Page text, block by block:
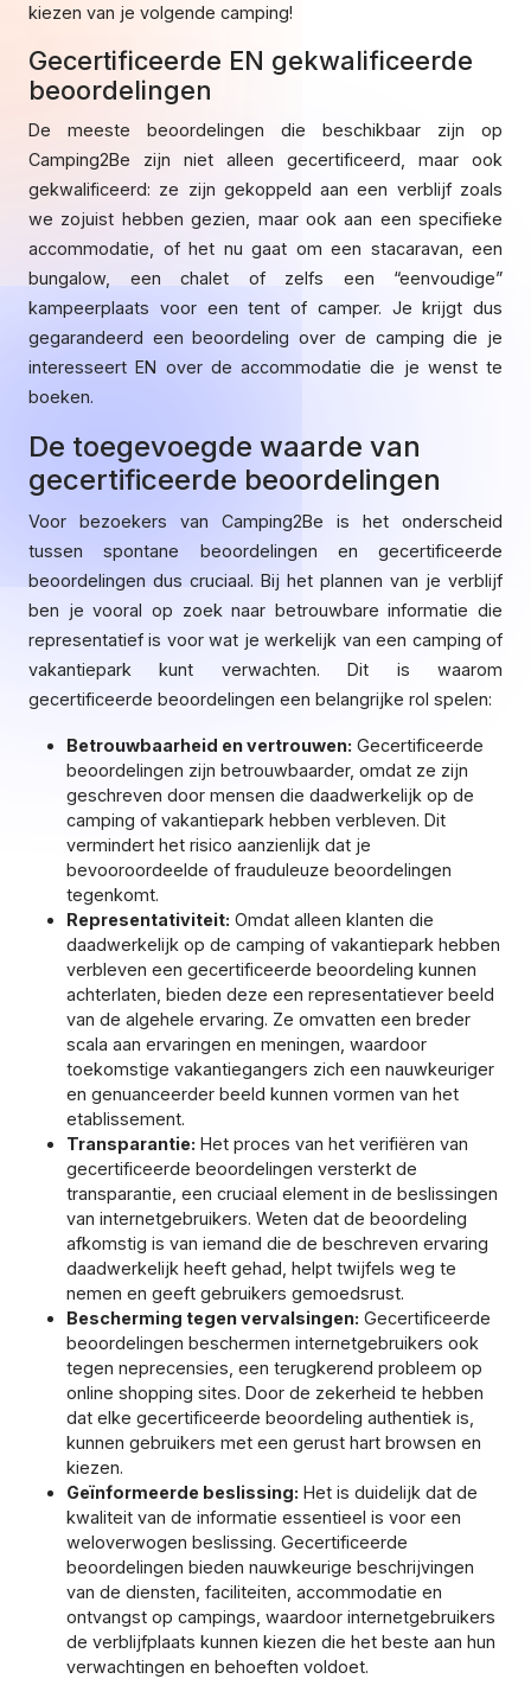
kiezen van je volgende camping!
Gecertificeerde EN gekwalificeerde
beoordelingen
De meeste beoordelingen die beschikbaar zijn op
Camping2Be zijn niet alleen gecertificeerd, maar ook
gekwalificeerd: ze zijn gekoppeld aan een verblijf zoals
we zojuist hebben gezien, maar ook aan een specifieke
accommodatie, of het nu gaat om een stacaravan, een
bungalow, een chalet of zelfs een “eenvoudige”
kampeerplaats voor een tent of camper. Je krijgt dus
gegarandeerd een beoordeling over de camping die je
interesseert EN over de accommodatie die je wenst te
boeken.
De toegevoegde waarde van
gecertificeerde beoordelingen
Voor bezoekers van Camping2Be is het onderscheid
tussen spontane beoordelingen en gecertificeerde
beoordelingen dus cruciaal. Bij het plannen van je verblijf
ben je vooral op zoek naar betrouwbare informatie die
representatief is voor wat je werkelijk van een camping of
vakantiepark kunt verwachten. Dit is waarom
gecertificeerde beoordelingen een belangrijke rol spelen:
Betrouwbaarheid en vertrouwen: Gecertificeerde
beoordelingen zijn betrouwbaarder, omdat ze zijn
geschreven door mensen die daadwerkelijk op de
camping of vakantiepark hebben verbleven. Dit
vermindert het risico aanzienlijk dat je
bevooroordeelde of frauduleuze beoordelingen
tegenkomt.
Representativiteit: Omdat alleen klanten die
daadwerkelijk op de camping of vakantiepark hebben
verbleven een gecertificeerde beoordeling kunnen
achterlaten, bieden deze een representatiever beeld
van de algehele ervaring. Ze omvatten een breder
scala aan ervaringen en meningen, waardoor
toekomstige vakantiegangers zich een nauwkeuriger
en genuanceerder beeld kunnen vormen van het
etablissement.
Transparantie: Het proces van het verifiëren van
gecertificeerde beoordelingen versterkt de
transparantie, een cruciaal element in de beslissingen
van internetgebruikers. Weten dat de beoordeling
afkomstig is van iemand die de beschreven ervaring
daadwerkelijk heeft gehad, helpt twijfels weg te
nemen en geeft gebruikers gemoedsrust.
Bescherming tegen vervalsingen: Gecertificeerde
beoordelingen beschermen internetgebruikers ook
tegen neprecensies, een terugkerend probleem op
online shopping sites. Door de zekerheid te hebben
dat elke gecertificeerde beoordeling authentiek is,
kunnen gebruikers met een gerust hart browsen en
kiezen.
Geïnformeerde beslissing: Het is duidelijk dat de
kwaliteit van de informatie essentieel is voor een
weloverwogen beslissing. Gecertificeerde
beoordelingen bieden nauwkeurige beschrijvingen
van de diensten, faciliteiten, accommodatie en
ontvangst op campings, waardoor internetgebruikers
de verblijfplaats kunnen kiezen die het beste aan hun
verwachtingen en behoeften voldoet.